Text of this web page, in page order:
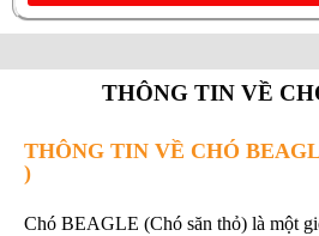
THÔNG TIN VỀ
THÔNG TIN VỀ CHÓ
)
Chó BEAGLE (Chó săn thỏ) là một